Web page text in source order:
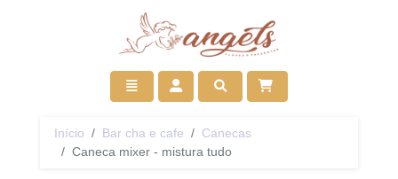
Toggle navigation
Acessar Pesquisar
Início Bar cha e cafe
Canecas
Caneca mixer - mistura tudo